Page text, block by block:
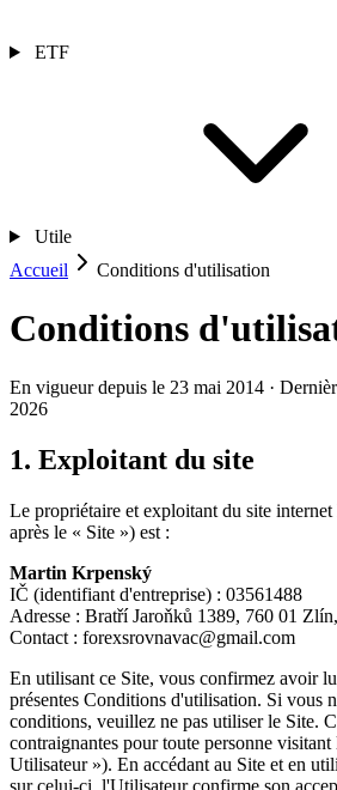
ETF
Utile
Accueil
Conditions d'utilisation
Conditions
En vigueur depuis le 23 mai 2014 ·
2026
1. Exploitant du site
Le propriétaire et exploitant du site internet
après le « Site ») est :
Martin Krpenský
IČ (identifiant d'entreprise) : 03561488
Adresse : Bratří Jaroňků 1389, 760 01
Contact : forexsrovnavac@gmail.com
En utilisant ce Site, vous confirmez avoir
présentes Conditions d'utilisation. Si vous
conditions, veuillez ne pas utiliser le Site.
contraignantes pour toute personne
Utilisateur »). En accédant au Site et en
sur celui-ci, l'Utilisateur confirme son